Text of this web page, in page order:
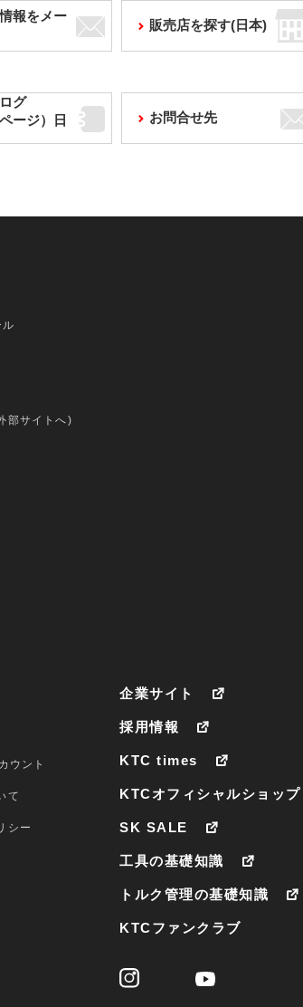
報をメー
販売店を探す(日本)
グ
ージ）日
お問合せ先
部サイトへ)
ウント
て
シー
企業サイト
採用情報
KTC times
KTCオフィシャルショップ
SK SALE
工具の基礎知識
トルク管理の基礎知識
KTCファンクラブ